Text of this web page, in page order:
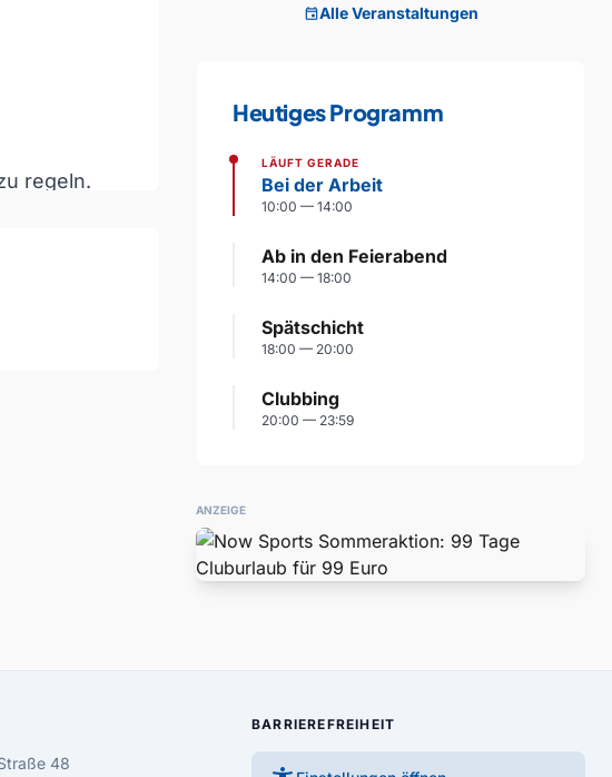
regeln.
eventAlle Veranstaltungen
Heutiges Programm
LÄUFT GERADE
Bei der Arbeit
10:00 — 14:00
Ab in den Feierabend
14:00 — 18:00
Spätschicht
18:00 — 20:00
Clubbing
20:00 — 23:59
ANZEIGE
48
BARRIEREFREIHEIT